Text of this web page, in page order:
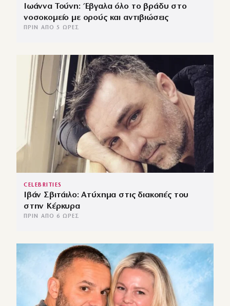
Ιωάννα Τούνη: Έβγαλα όλο το βράδυ στο
νοσοκομείο με ορούς και αντιβιώσεις
ΠΡΙΝ ΑΠΌ 5 ΏΡΕΣ
CELEBRITIES
Ιβάν Σβιτάιλο: Ατύχημα στις διακοπές του
στην Κέρκυρα
ΠΡΙΝ ΑΠΌ 6 ΏΡΕΣ